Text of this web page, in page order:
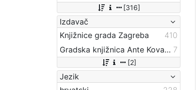
[316]
Izdavač
Knjižnice grada Zagreba
410
Gradska knjižnica Ante Kovačića 7
[2]
Jezik